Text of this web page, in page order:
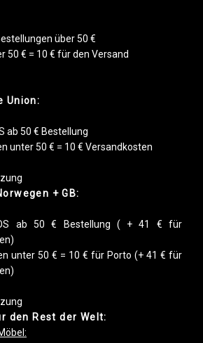
über 50 €
50 € = 10 € für den Versand
Union:
ab 50 € Bestellung
unter 50 € = 10 € Versandkosten
+ GB:
ab 50 € Bestellung ( + 41 € für
unter 50 € = 10 € für Porto (+ 41 € für
den Rest der Welt: